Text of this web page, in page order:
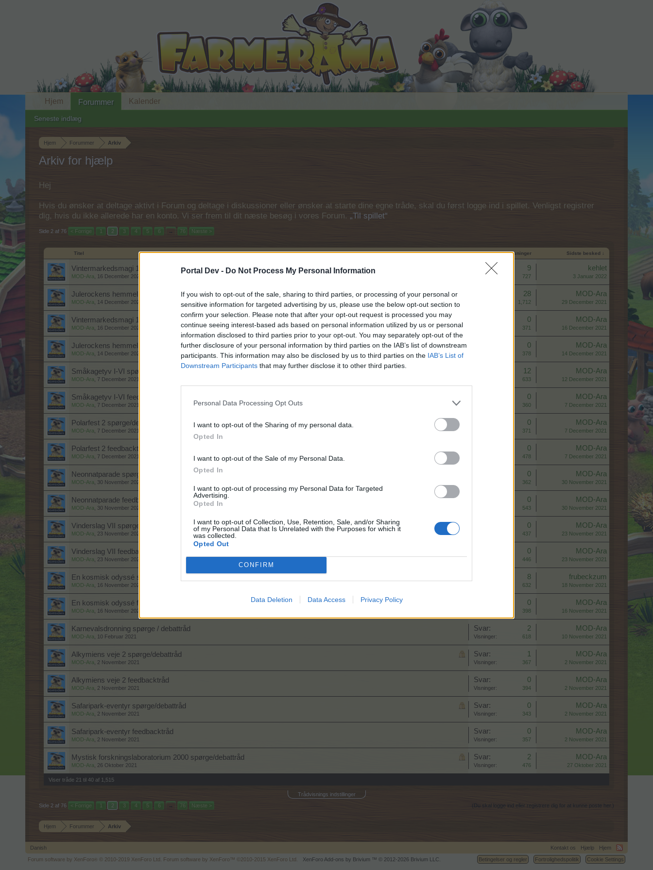
Portal Dev - Do Not Process My Personal Information
If you wish to opt-out of the sale, sharing to third parties, or processing of your personal or
sensitive information for targeted advertising by us, please use the below opt-out section to
confirm your selection. Please note that after your opt-out request is processed you may
continue seeing interest-based ads based on personal information utilized by us or personal
information disclosed to third parties prior to your opt-out. You may separately opt-out of the
further disclosure of your personal information by third parties on the IAB’s list of downstream
participants. This information may also be disclosed by us to third parties on the IAB’s List of
Downstream Participants that may further disclose it to other third parties.
Personal Data Processing Opt Outs
I want to opt-out of the Sharing of my personal data.
Opted In
I want to opt-out of the Sale of my Personal Data.
Opted In
I want to opt-out of processing my Personal Data for Targeted
Advertising.
Opted In
I want to opt-out of Collection, Use, Retention, Sale, and/or Sharing
of my Personal Data that Is Unrelated with the Purposes for which it
was collected.
Opted Out
CONFIRM
Data Deletion Data Access Privacy Policy
Hjem Forummer Arkiv
Arkiv for hjælp
Hej
Hvis du ønsker at deltage aktivt i Forum og deltage i diskussioner eller ønsker at starte dine egne tråde, skal du først logge ind i spillet. Venligst registrer
dig, hvis du ikke allerede har en konto. Vi ser frem til dit næste besøg i vores Forum. „Til spillet“
Side 2 af 76 < Forrige 1 2 3 4 5 6 → 76 Næste >
Titel Start dato Svar Visninger Sidste besked ↓
Vintermarkedsmagi 1-3 spørge/debattråd
MOD-Ara 16 December 2021
Svar: 9
Visninger: 727
kehlet
3 Januar 2022
Julerockens hemmelighed spørge/debattråd
MOD-Ara 14 December 2021
28
1,712
MOD-Ara
29 December 2021
Vintermarkedsmagi 1-3 feedbacktråd
MOD-Ara 16 December 2021
0
371
MOD-Ara
16 December 2021
Julerockens hemmelighed feedbacktråd
MOD-Ara 14 December 2021
0
378
MOD-Ara
14 December 2021
Småkagetyv I-VI spørge/debattråd
MOD-Ara 7 December 2021
12
633
MOD-Ara
12 December 2021
Småkagetyv I-VI feedbacktråd
MOD-Ara 7 December 2021
0
360
MOD-Ara
7 December 2021
Polarfest 2 spørge/debattråd
MOD-Ara 7 December 2021
0
371
MOD-Ara
7 December 2021
Polarfest 2 feedbacktråd
MOD-Ara 7 December 2021
0
478
MOD-Ara
7 December 2021
Neonnatparade spørge/debattråd
MOD-Ara 30 November 2021
0
362
MOD-Ara
30 November 2021
Neonnatparade feedbacktråd
MOD-Ara 30 November 2021
0
543
MOD-Ara
30 November 2021
Vinderslag VII spørge/debattråd
MOD-Ara 23 November 2021
0
437
MOD-Ara
23 November 2021
Vinderslag VII feedbacktråd
MOD-Ara 23 November 2021
0
446
MOD-Ara
23 November 2021
En kosmisk odyssé spørge/debattråd
MOD-Ara 16 November 2021
8
632
frubeckzum
18 November 2021
En kosmisk odyssé feedbacktråd
MOD-Ara 16 November 2021
0
398
MOD-Ara
16 November 2021
Karnevalsdronning spørge / debattråd
MOD-Ara 10 Februar 2021
Svar: 2
Visninger: 618
MOD-Ara
10 November 2021
Alkymiens veje 2 spørge/debattråd
MOD-Ara 2 November 2021
Svar: 1
Visninger: 367
MOD-Ara
2 November 2021
Alkymiens veje 2 feedbacktråd
MOD-Ara 2 November 2021
Svar: 0
Visninger: 394
MOD-Ara
2 November 2021
Safaripark-eventyr spørge/debattråd
MOD-Ara 2 November 2021
Svar: 0
Visninger: 343
MOD-Ara
2 November 2021
Safaripark-eventyr feedbacktråd
MOD-Ara 2 November 2021
Svar: 0
Visninger: 357
MOD-Ara
2 November 2021
Mystisk forskningslaboratorium 2000 spørge/debattråd
MOD-Ara 26 Oktober 2021
Svar: 2
Visninger: 476
MOD-Ara
27 Oktober 2021
Viser tråde 21 til 40 af 1,515
Trådvisnings indstillinger
(Du skal logge ind eller registrere dig for at kunne poste her.)
Side 2 af 76 < Forrige 1 2 3 4 5 6 → 76 Næste >
Hjem Forummer Arkiv
Hjem Forummer
Seneste indlæg
Kalender
Danish Kontakt os Hjælp
Hjem
Betingelser og regler
Fortrolighedspolitik Cookie Settings
Forum software by XenForo ® © 2010-2019 XenForo Ltd. Forum software by XenForo™ ©2010-2015 XenForo Ltd. XenForo Add-ons by Brivium ™ © 2012-2026 Brivium LLC.